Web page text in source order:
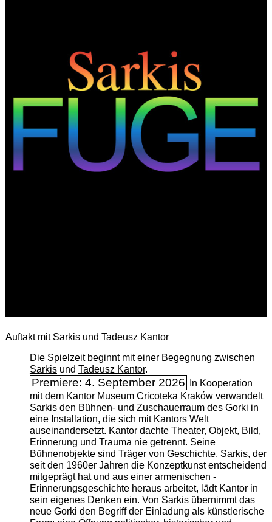
Auftakt mit Sarkis und Tadeusz Kantor
Die Spielzeit beginnt mit einer Begegnung zwischen
Sarkisund Tadeusz Kantor.
Premiere: 4. September 2026
In Kooperation
mit dem Kantor Museum Cricoteka Kraków verwandelt
Sarkis den Bühnen- und Zuschauerraum des Gorki in
eine Installation, die sich mit Kantors Welt
auseinandersetzt. Kantor dachte Theater, Objekt, Bild,
Erinnerung und Trauma nie getrennt. Seine
Bühnenobjekte sind Träger von Geschichte. Sarkis, der
seit den 1960er Jahren die Konzeptkunst entscheidend
mitgeprägt hat und aus einer armenischen ­
Erinnerungsgeschichte heraus arbeitet, lädt Kantor in
sein eigenes Denken ein. Von Sarkis übernimmt das
neue Gorki den Begriff der Einladung als künstlerische